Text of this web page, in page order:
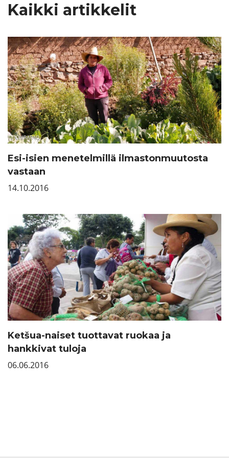
Kaikki artikkelit
Esi-isien menetelmillä ilmastonmuutosta
vastaan
14.10.2016
Ketšua-naiset tuottavat ruokaa ja
hankkivat tuloja
06.06.2016